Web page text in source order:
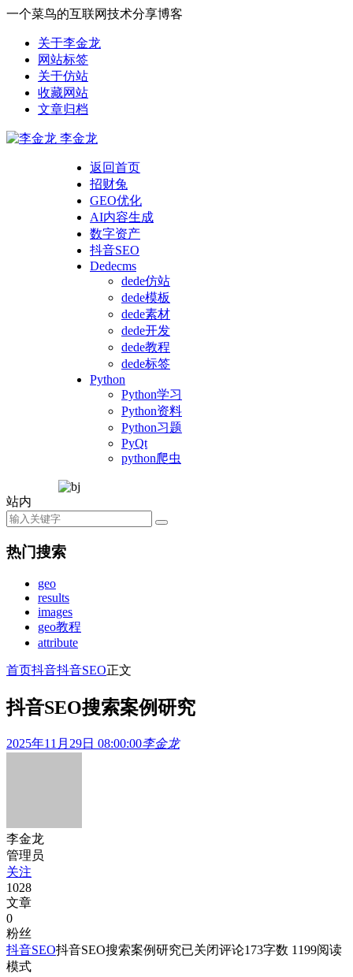
一个菜鸟的互联网技术分享博客
关于李金龙
网站标签
关于仿站
收藏网站
文章归档
李金龙
返回首页
招财兔
GEO优化
AI内容生成
数字资产
抖音SEO
Dedecms
dede仿站
dede模板
dede素材
dede开发
dede教程
dede标签
Python
Python学习
Python资料
Python习题
PyQt
python爬虫
站内
热门搜索
geo
results
images
geo教程
attribute
首页抖音抖音SEO正文
抖音SEO搜索案例研究
2025年11月29日 08:00:00李金龙
李金龙
管理员
关注
1028
文章
0
粉丝
抖音SEO抖音SEO搜索案例研究已关闭评论173字数 1199阅读
模式